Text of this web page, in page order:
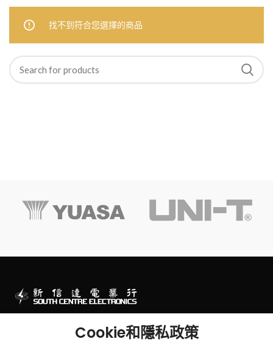
找不到符合您選擇的商品
澳門一站式電子零件及工程產品專門店
Cookie和隱私政策